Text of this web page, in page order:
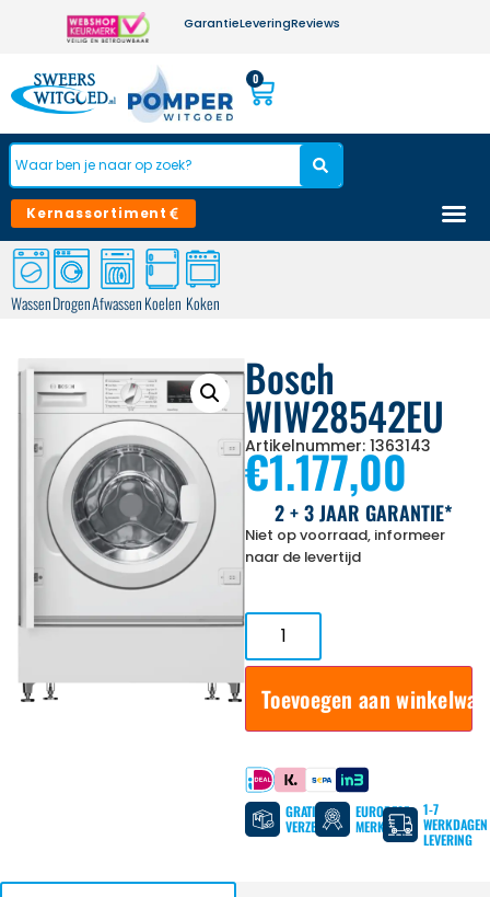
GarantieLeveringReviews
0
Kernassortiment
WassenDrogenAfwassenKoelen Koken
Bosch
WIW28542EU
Artikelnummer: 1363143
€1.177,00
2 + 3 JAAR GARANTIE*
Niet op voorraad, informeer
naar de levertijd
Toevoegen aan
Betaal met
GRATIS
VERZENDING
EUROPESE
MERKEN
1-7
WERKDAGEN
LEVERING